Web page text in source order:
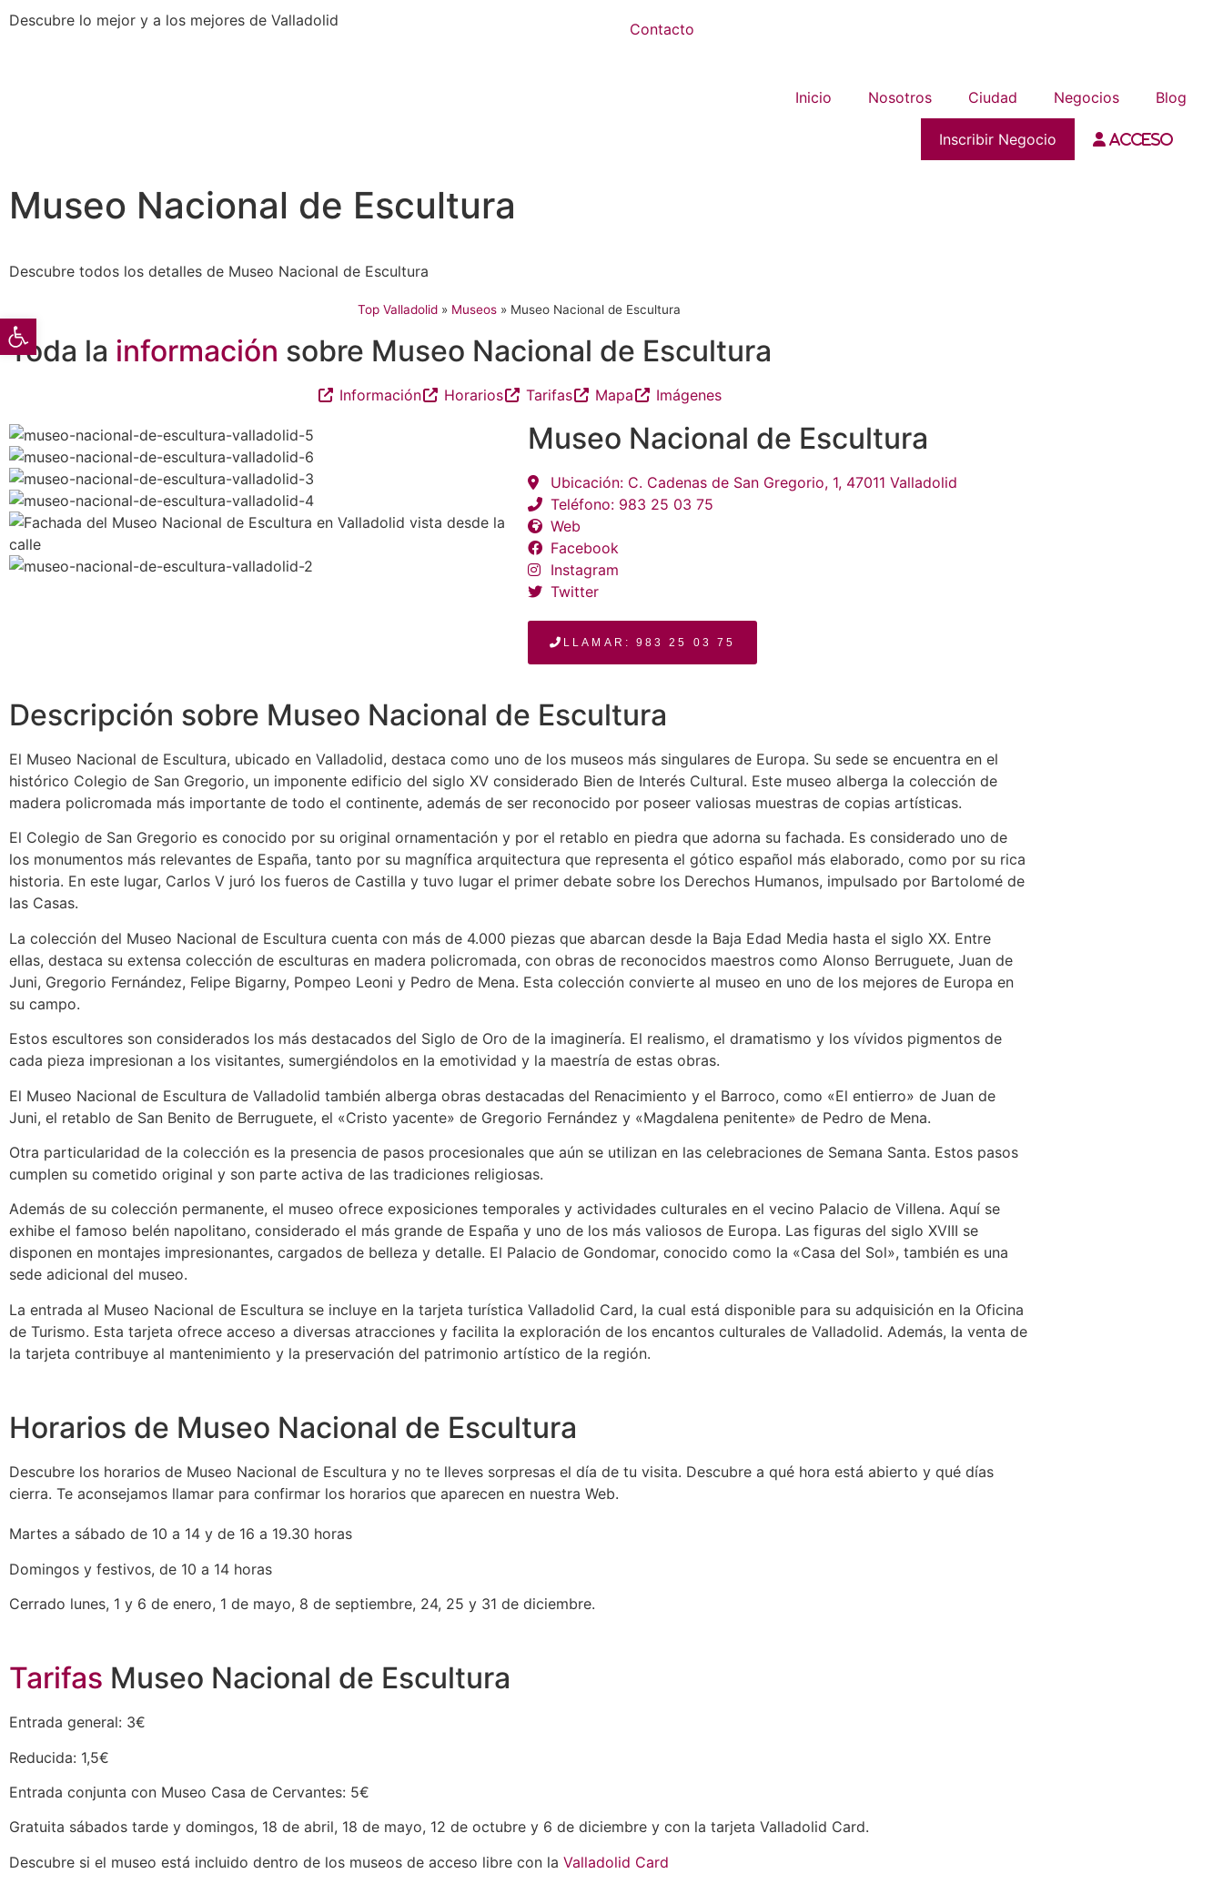
Descubre lo mejor y a los mejores de Valladolid Contacto
Inicio Nosotros Ciudad Negocios Blog
Inscribir Negocio Acceso
Museo Nacional de Escultura
Descubre todos los detalles de Museo Nacional de Escultura
Top Valladolid» Museos» Museo Nacional de Escultura
Toda la información sobre Museo Nacional de Escultura
Información Horarios Tarifas Mapa Imágenes
Museo Nacional de Escultura
Ubicación: C. Cadenas de San Gregorio, 1, 47011 Valladolid
Teléfono: 983 25 03 75
Web
Facebook
Instagram
Twitter
LLAMAR: 983 25 03 75
Descripción sobre Museo Nacional de Escultura
El Museo Nacional de Escultura, ubicado en Valladolid, destaca como uno de los museos más singulares de Europa. Su sede se encuentra en el
histórico Colegio de San Gregorio, un imponente edificio del siglo XV considerado Bien de Interés Cultural. Este museo alberga la colección de
madera policromada más importante de todo el continente, además de ser reconocido por poseer valiosas muestras de copias artísticas.
El Colegio de San Gregorio es conocido por su original ornamentación y por el retablo en piedra que adorna su fachada. Es considerado uno de
los monumentos más relevantes de España, tanto por su magnífica arquitectura que representa el gótico español más elaborado, como por su rica
historia. En este lugar, Carlos V juró los fueros de Castilla y tuvo lugar el primer debate sobre los Derechos Humanos, impulsado por Bartolomé de
las Casas.
La colección del Museo Nacional de Escultura cuenta con más de 4.000 piezas que abarcan desde la Baja Edad Media hasta el siglo XX. Entre
ellas, destaca su extensa colección de esculturas en madera policromada, con obras de reconocidos maestros como Alonso Berruguete, Juan de
Juni, Gregorio Fernández, Felipe Bigarny, Pompeo Leoni y Pedro de Mena. Esta colección convierte al museo en uno de los mejores de Europa en
su campo.
Estos escultores son considerados los más destacados del Siglo de Oro de la imaginería. El realismo, el dramatismo y los vívidos pigmentos de
cada pieza impresionan a los visitantes, sumergiéndolos en la emotividad y la maestría de estas obras.
El Museo Nacional de Escultura de Valladolid también alberga obras destacadas del Renacimiento y el Barroco, como «El entierro» de Juan de
Juni, el retablo de San Benito de Berruguete, el «Cristo yacente» de Gregorio Fernández y «Magdalena penitente» de Pedro de Mena.
Otra particularidad de la colección es la presencia de pasos procesionales que aún se utilizan en las celebraciones de Semana Santa. Estos pasos
cumplen su cometido original y son parte activa de las tradiciones religiosas.
Además de su colección permanente, el museo ofrece exposiciones temporales y actividades culturales en el vecino Palacio de Villena. Aquí se
exhibe el famoso belén napolitano, considerado el más grande de España y uno de los más valiosos de Europa. Las figuras del siglo XVIII se
disponen en montajes impresionantes, cargados de belleza y detalle. El Palacio de Gondomar, conocido como la «Casa del Sol», también es una
sede adicional del museo.
La entrada al Museo Nacional de Escultura se incluye en la tarjeta turística Valladolid Card, la cual está disponible para su adquisición en la Oficina
de Turismo. Esta tarjeta ofrece acceso a diversas atracciones y facilita la exploración de los encantos culturales de Valladolid. Además, la venta de
la tarjeta contribuye al mantenimiento y la preservación del patrimonio artístico de la región.
Horarios de Museo Nacional de Escultura
Descubre los horarios de Museo Nacional de Escultura y no te lleves sorpresas el día de tu visita. Descubre a qué hora está abierto y qué días
cierra. Te aconsejamos llamar para confirmar los horarios que aparecen en nuestra Web.
Martes a sábado de 10 a 14 y de 16 a 19.30 horas
Domingos y festivos, de 10 a 14 horas
Cerrado lunes, 1 y 6 de enero, 1 de mayo, 8 de septiembre, 24, 25 y 31 de diciembre.
Tarifas Museo Nacional de Escultura
Entrada general: 3€
Reducida: 1,5€
Entrada conjunta con Museo Casa de Cervantes: 5€
Gratuita sábados tarde y domingos, 18 de abril, 18 de mayo, 12 de octubre y 6 de diciembre y con la tarjeta Valladolid Card.
Descubre si el museo está incluido dentro de los museos de acceso libre con la Valladolid Card
Abrir barra de herramientas